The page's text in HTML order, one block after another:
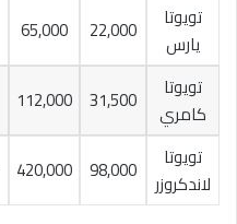
تويوتا
يارس
22,000
65,000
تويوتا
كامري
31,500
112,000
تويوتا
لاندكروزر 98,000
420,000